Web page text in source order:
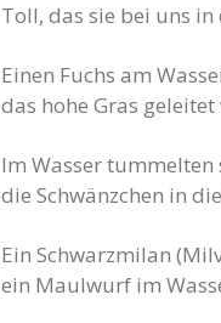
Toll, das sie bei uns
Einen Fuchs am
das hohe Gras
Im Wasser tummelten
die Schwänzchen in
Ein Schwarzmilan
ein Maulwurf im